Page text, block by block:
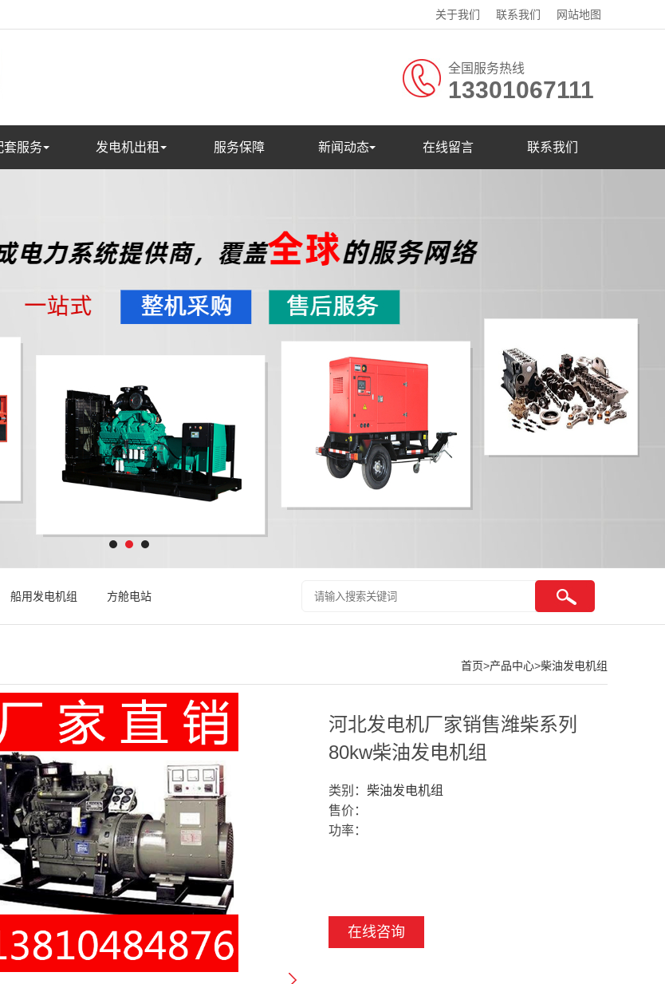
关于我们 联系我们 网站地图
全国服务热线
13301067111
套服务 发电机出租 服务保障 新闻动态 在线留言 联系我们
船用发电机组 方舱电站
首页>产品中心>柴油发电机组
河北发电机厂家销售潍柴系列
80kw柴油发电机组
类别： 柴油发电机组
售价：
功率：
在线咨询